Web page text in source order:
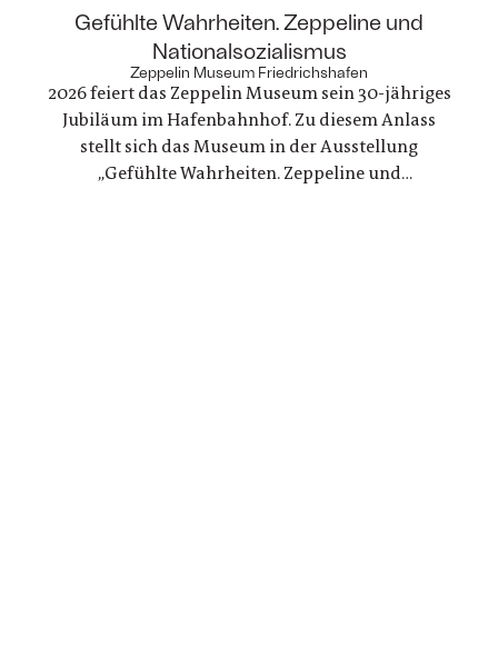
Gedenkstätte Deutscher Widerstand an dieses
Engagement, das gleichzeitig ein Einsatz für
Demokratie und Menschenrechte war
Gefühlte Wahrheiten. Zeppeline und
Nationalsozialismus
Zeppelin Museum Friedrichshafen
2026 feiert das Zeppelin Museum sein 30-jähriges
Jubiläum im Hafenbahnhof. Zu diesem Anlass
stellt sich das Museum in der Ausstellung
„Gefühlte Wahrheiten. Zeppeline und